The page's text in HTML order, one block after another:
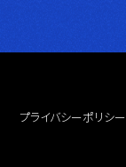
プライバシーポリシー